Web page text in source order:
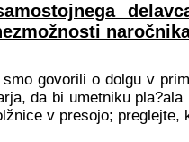
smo govorili o dolgu v
da bi umetniku
v presojo; preglejte,